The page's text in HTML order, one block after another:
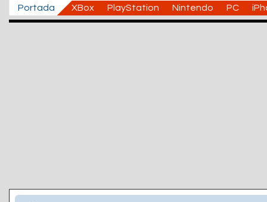
Portada XBox PlayStation Nintendo PC